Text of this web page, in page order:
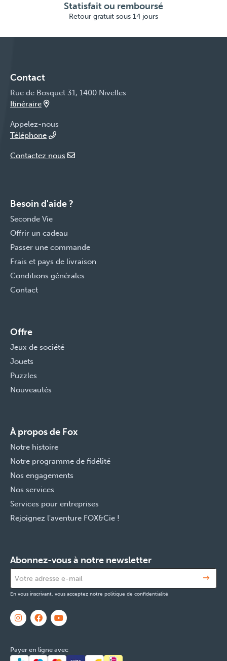
Statisfait ou remboursé
Retour gratuit sous 14 jours
Contact
Rue de Bosquet 31, 1400 Nivelles
Itinéraire
Appelez-nous
Téléphone
Contactez nous
Besoin d'aide ?
Seconde Vie
Offrir un cadeau
Passer une commande
Frais et pays de livraison
Conditions générales
Contact
Offre
Jeux de société
Jouets
Puzzles
Nouveautés
À propos de Fox
Notre histoire
Notre programme de fidélité
Nos engagements
Nos services
Services pour entreprises
Rejoignez l'aventure FOX&Cie !
Abonnez-vous à notre newsletter
En vous inscrivant, vous acceptez notre politique de confidentialité
Payer en ligne avec